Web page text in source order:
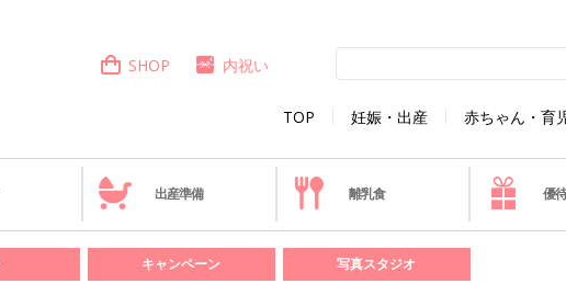
TOP 妊娠・出産 赤ちゃん・育
SHOP 内祝い
出産準備 離乳食 優
キャンペーン 写真スタジオ